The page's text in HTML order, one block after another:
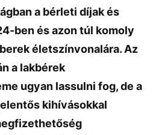
a bérleti díjak és
ben és azon túl komoly
életszínvonalára. Az
a lakbérek
ugyan lassulni fog, de a
kihívásokkal